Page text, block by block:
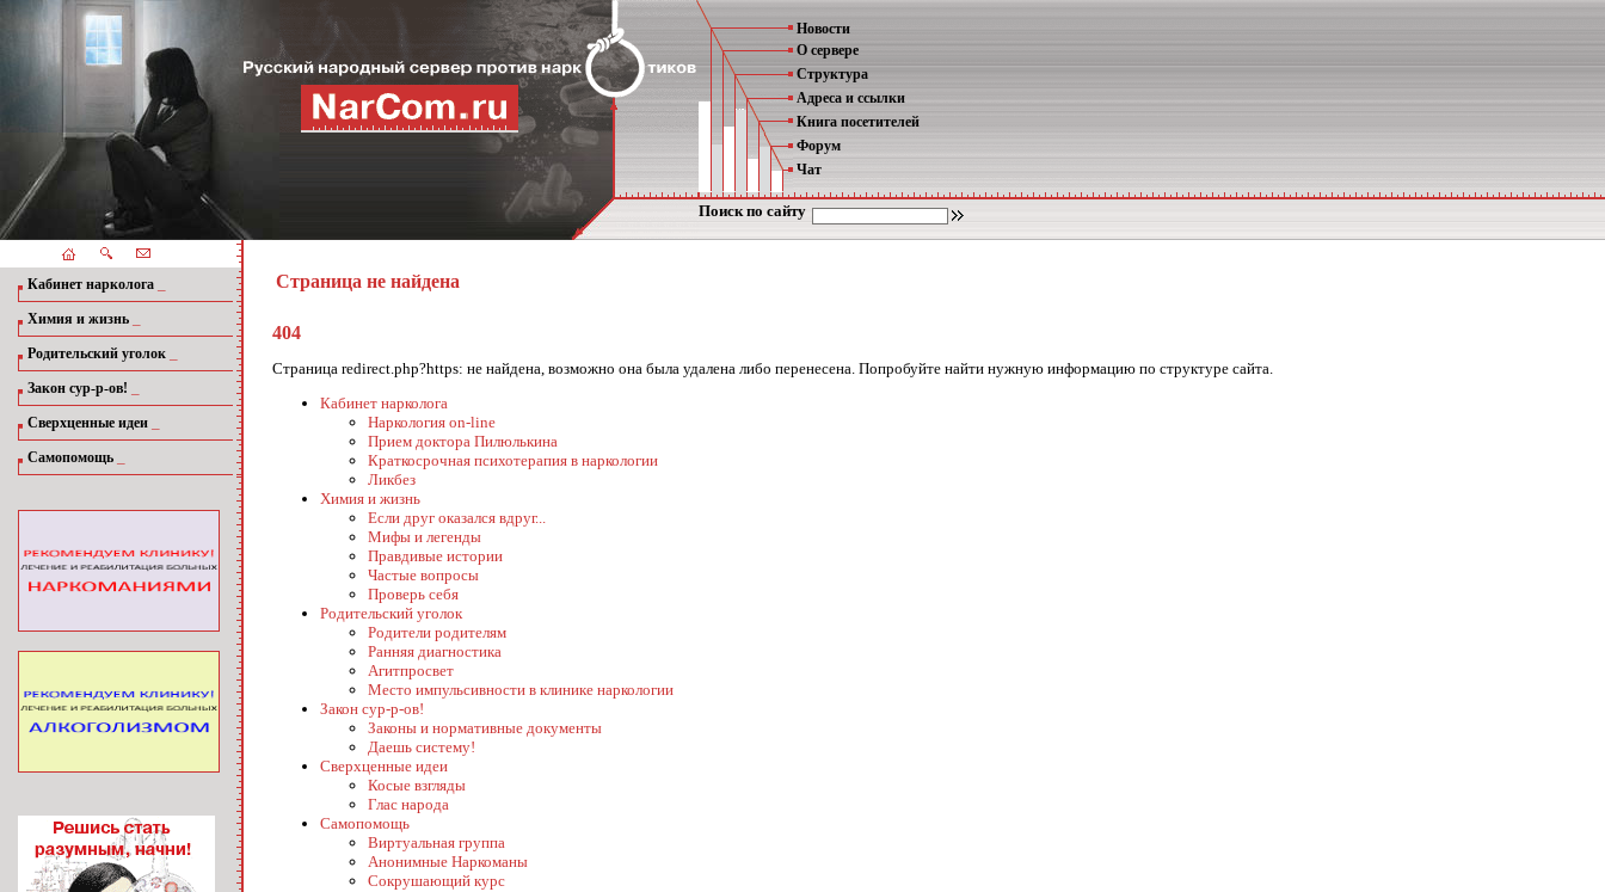
Новости
О сервере
Структура
Адреса и ссылки
Книга посетителей
Форум
Чат
Поиск по сайту
Кабинет нарколога
Химия и жизнь
Родительский уголок
Закон сур-р-ов!
Сверхценные идеи
Самопомощь
Страница не найдена
404
Страница redirect.php?https: не найдена, возможно она была удалена либо перенесена. Попробуйте найти нужную информацию по структуре сайта.
Кабинет нарколога
Наркология on-line
Прием доктора Пилюлькина
Краткосрочная психотерапия в наркологии
Ликбез
Химия и жизнь
Если друг оказался вдруг...
Мифы и легенды
Правдивые истории
Частые вопросы
Проверь себя
Родительский уголок
Родители родителям
Ранняя диагностика
Агитпросвет
Место импульсивности в клинике наркологии
Закон сур-р-ов!
Законы и нормативные документы
Даешь систему!
Сверхценные идеи
Косые взгляды
Глас народа
Самопомощь
Виртуальная группа
Анонимные Наркоманы
Сокрушающий курс